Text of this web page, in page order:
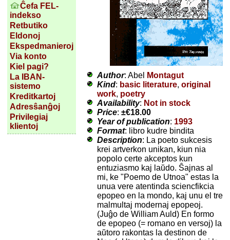
Ĉefa FEL-
indekso
Retbutiko
Eldonoj
Ekspedmanieroj
Via konto
Kiel pagi?
La IBAN-
sistemo
Kreditkartoj
Adresŝanĝoj
Privilegiaj
klientoj
Author: Abel
Montagut
Kind: basic literature, original
work, poetry
Availability: Not in stock
Price: ±€18.00
Year of publication: 1993
Format: libro kudre bindita
Description: La poeto sukcesis
krei artverkon unikan, kiun nia
popolo certe akceptos kun
entuziasmo kaj laŭdo. Ŝajnas al
mi, ke "Poemo de Utnoa" estas la
unua vere atentinda sciencfikcia
epopeo en la mondo, kaj unu el tre
malmultaj modernaj epopeoj.
(Juĝo de William Auld) En formo
de epopeo (= romano en versoj) la
aŭtoro rakontas la destinon de